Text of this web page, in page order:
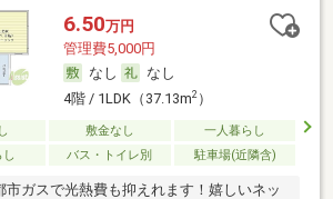
6.50万円
管理費5,000円
なし
なし
4階 / 1LDK（37.13m2）
敷金なし
一人暮らし
バス・トイレ別 駐車場(近隣含)
市ガスで光熱費も抑えれます！嬉しいネッ